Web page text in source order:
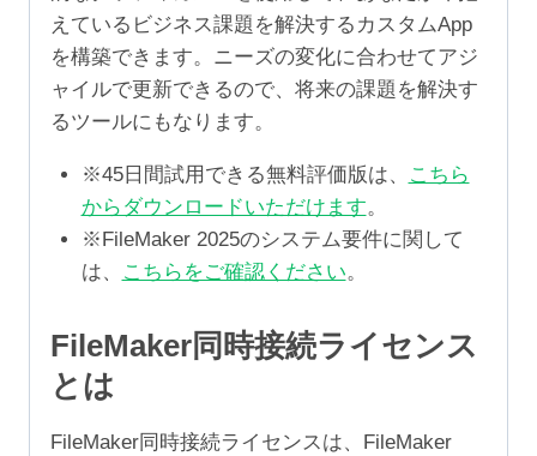
えているビジネス課題を解決するカスタムApp
を構築できます。ニーズの変化に合わせてアジ
ャイルで更新できるので、将来の課題を解決す
るツールにもなります。
※45日間試用できる無料評価版は、
こちら
からダウンロードいただけます。
※FileMaker 2025のシステム要件に関して
は、
こちらをご確認ください。
FileMaker同時接続ライセンス
とは
FileMaker同時接続ライセンスは、FileMaker